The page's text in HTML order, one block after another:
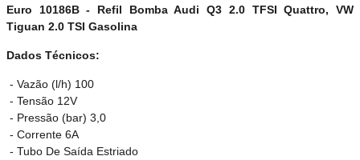
Euro 10186B - Refil Bomba Audi Q3 2.0 TFSI Quattro, VW
Tiguan 2.0 TSI Gasolina
Dados Técnicos:
- Vazão (l/h) 100
- Tensão 12V
- Pressão (bar) 3,0
- Corrente 6A
- Tubo De Saída Estriado